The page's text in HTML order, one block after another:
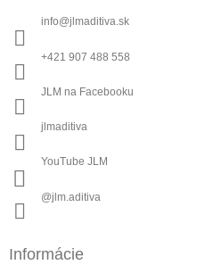
info@jlmaditiva.sk
+421 907 488 558
JLM na Facebooku
jlmaditiva
YouTube JLM
@jlm.aditiva
Informácie